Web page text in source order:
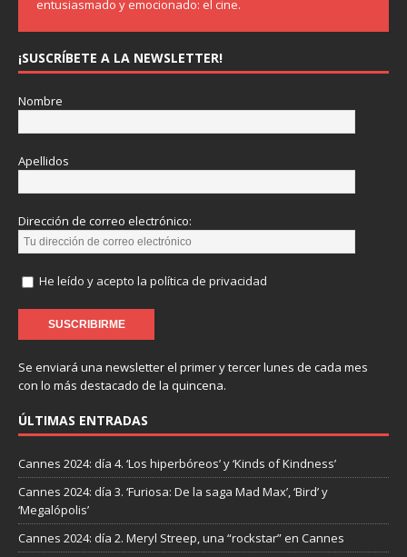
entusiasmado y emocionado: el cine.
¡SUSCRÍBETE A LA NEWSLETTER!
Nombre
Apellidos
Dirección de correo electrónico:
He leído y acepto la política de privacidad
Se enviará una newsletter el primer y tercer lunes de cada mes
con lo más destacado de la quincena.
ÚLTIMAS ENTRADAS
Cannes 2024: día 4. ‘Los hiperbóreos’ y ‘Kinds of Kindness’
Cannes 2024: día 3. ‘Furiosa: De la saga Mad Max’, ‘Bird’ y
‘Megalópolis’
Cannes 2024: día 2. Meryl Streep, una “rockstar” en Cannes